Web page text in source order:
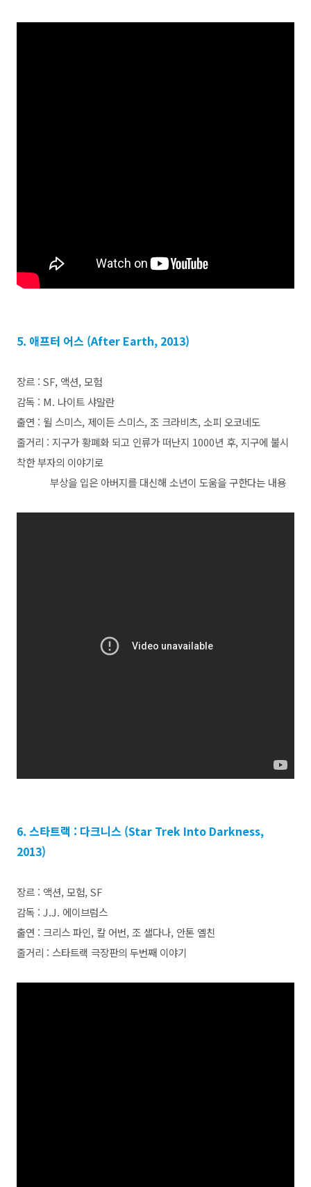
5. 애프터 어스 (After Earth, 2013)
장르 : SF, 액션, 모험
감독 : M. 나이트 샤말란
출연 : 윌 스미스, 제이든 스미스, 조 크라비츠, 소피 오코네도
줄거리 : 지구가 황폐화 되고 인류가 떠난지 1000년 후, 지구에 불시
착한 부자의 이야기로
부상을 입은 아버지를 대신해 소년이 도움을 구한다는 내용
6. 스타트랙 : 다크니스 (Star Trek Into Darkness,
2013)
장르 : 액션, 모험, SF
감독 : J.J. 에이브럼스
출연 : 크리스 파인, 칼 어번, 조 샐다나, 안톤 옐친
줄거리 : 스타트랙 극장판의 두번째 이야기